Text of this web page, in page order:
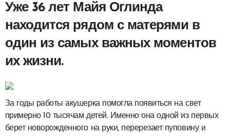
Уже 36 лет Майя Оглинда
находится рядом с матерями в
один из самых важных моментов
их жизни.
За годы работы акушерка помогла появиться на свет
примерно 10 тысячам детей. Именно она одной из первых
берет новорожденного на руки, перерезает пуповину и